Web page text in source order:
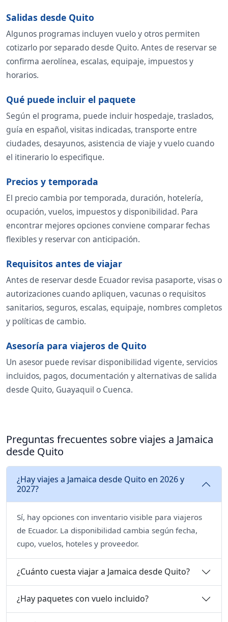
Salidas desde Quito
Algunos programas incluyen vuelo y otros permiten
cotizarlo por separado desde Quito. Antes de reservar se
confirma aerolínea, escalas, equipaje, impuestos y
horarios.
Qué puede incluir el paquete
Según el programa, puede incluir hospedaje, traslados,
guía en español, visitas indicadas, transporte entre
ciudades, desayunos, asistencia de viaje y vuelo cuando
el itinerario lo especifique.
Precios y temporada
El precio cambia por temporada, duración, hotelería,
ocupación, vuelos, impuestos y disponibilidad. Para
encontrar mejores opciones conviene comparar fechas
flexibles y reservar con anticipación.
Requisitos antes de viajar
Antes de reservar desde Ecuador revisa pasaporte, visas o
autorizaciones cuando apliquen, vacunas o requisitos
sanitarios, seguros, escalas, equipaje, nombres completos
y políticas de cambio.
Asesoría para viajeros de Quito
Un asesor puede revisar disponibilidad vigente, servicios
incluidos, pagos, documentación y alternativas de salida
desde Quito, Guayaquil o Cuenca.
Preguntas frecuentes sobre viajes a Jamaica
desde Quito
¿Hay viajes a Jamaica desde Quito en 2026 y
2027?
Sí, hay opciones con inventario visible para viajeros
de Ecuador. La disponibilidad cambia según fecha,
cupo, vuelos, hoteles y proveedor.
¿Cuánto cuesta viajar a Jamaica desde Quito?
¿Hay paquetes con vuelo incluido?